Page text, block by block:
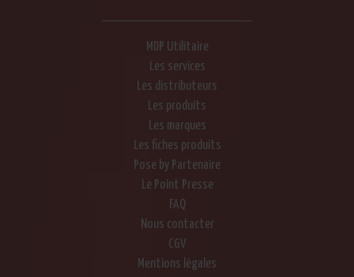
MDP Utilitaire
Les services
Les distributeurs
Les produits
Les marques
Les fiches produits
Pose by Partenaire
Le Point Presse
FAQ
Nous contacter
CGV
Mentions légales